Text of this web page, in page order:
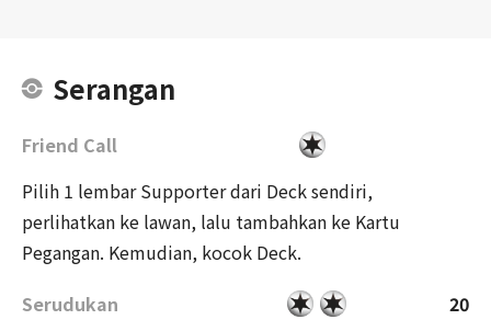
Serangan
Friend Call
Pilih 1 lembar Supporter dari Deck sendiri,
perlihatkan ke lawan, lalu tambahkan ke Kartu
Pegangan. Kemudian, kocok Deck.
Serudukan
20